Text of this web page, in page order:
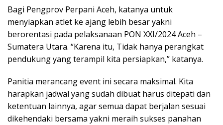
Bagi Pengprov Perpani Aceh, katanya untuk
menyiapkan atlet ke ajang lebih besar yakni
berorentasi pada pelaksanaan PON XXI/2024 Aceh –
Sumatera Utara. “Karena itu, Tidak hanya perangkat
pendukung yang terampil kita persiapkan,” katanya.
Panitia merancang event ini secara maksimal. Kita
harapkan jadwal yang sudah dibuat harus ditepati dan
ketentuan lainnya, agar semua dapat berjalan sesuai
dikehendaki bersama yakni meraih sukses panahan